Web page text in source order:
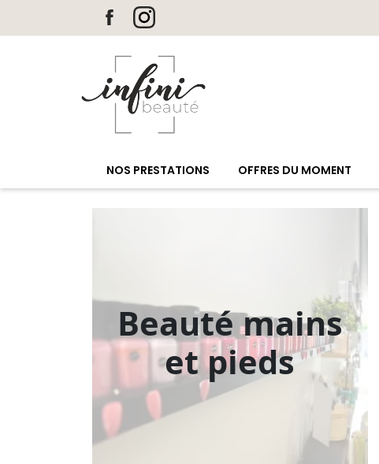
NOS PRESTATIONS OFFRES DU MOMENT
Beauté mains
et pieds
Les soins du corps
Nos massages bien-être
Les soins du visage
Cabine Duo, Hammam et SPA
Beauté mains et pieds
Panneau de gestion des cookies